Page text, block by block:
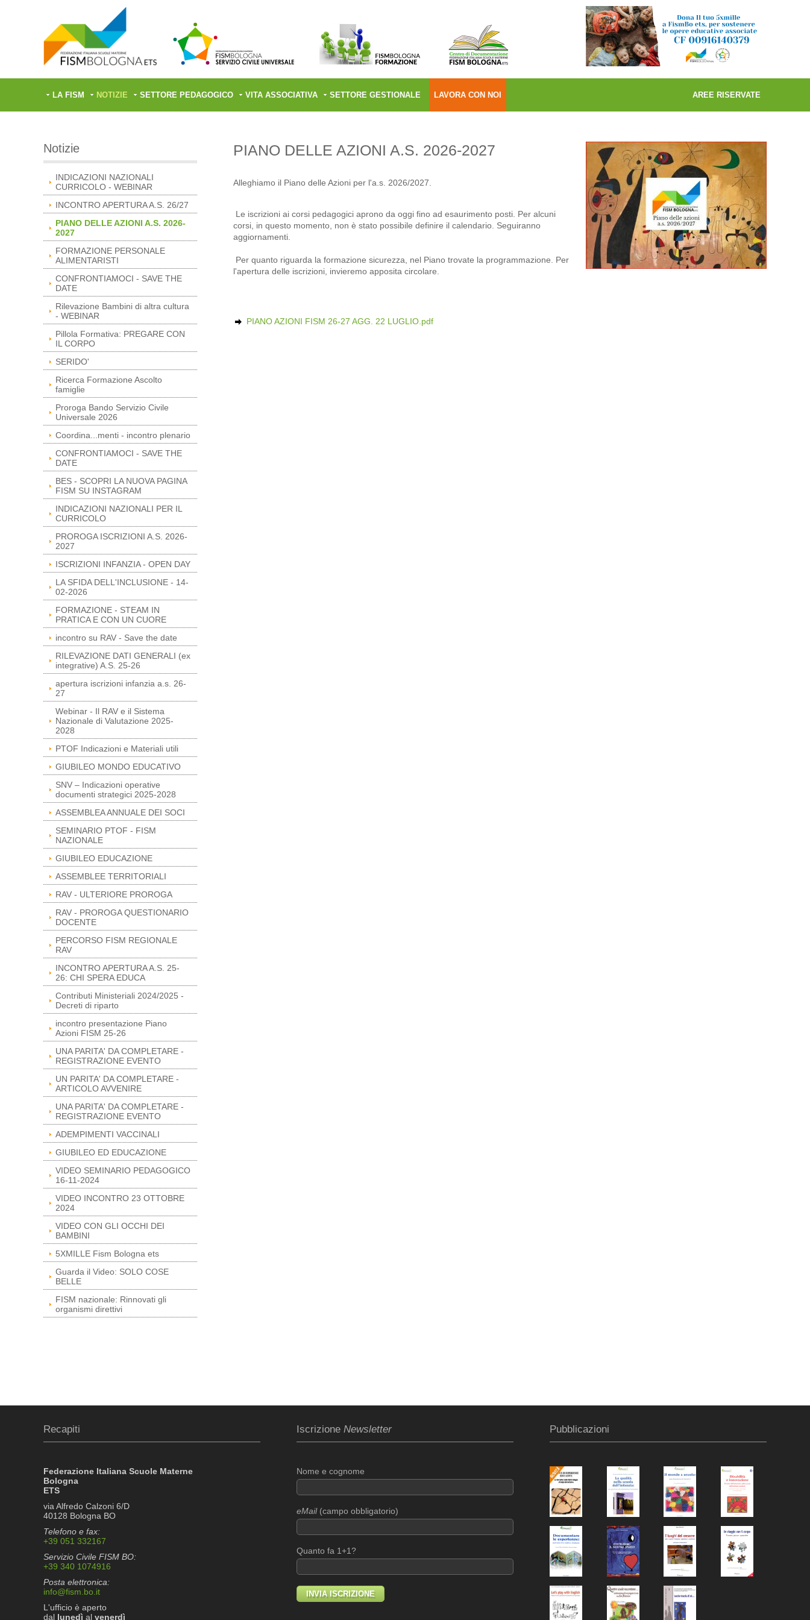
LA FISM NOTIZIE SETTORE PEDAGOGICO VITA ASSOCIATIVA SETTORE GESTIONALE LAVORA CON NOI AREE RISERVATE
Notizie
INDICAZIONI NAZIONALI
CURRICOLO - WEBINAR
INCONTRO APERTURA A.S. 26/27
PIANO DELLE AZIONI A.S. 2026-
2027
FORMAZIONE PERSONALE
ALIMENTARISTI
CONFRONTIAMOCI - SAVE THE
DATE
Rilevazione Bambini di altra cultura
- WEBINAR
Pillola Formativa: PREGARE CON
IL CORPO
SERIDO'
Ricerca Formazione Ascolto
famiglie
Proroga Bando Servizio Civile
Universale 2026
Coordina...menti - incontro plenario
CONFRONTIAMOCI - SAVE THE
DATE
BES - SCOPRI LA NUOVA PAGINA
FISM SU INSTAGRAM
INDICAZIONI NAZIONALI PER IL
CURRICOLO
PROROGA ISCRIZIONI A.S. 2026-
2027
ISCRIZIONI INFANZIA - OPEN DAY
LA SFIDA DELL'INCLUSIONE - 14-
02-2026
FORMAZIONE - STEAM IN
PRATICA E CON UN CUORE
incontro su RAV - Save the date
RILEVAZIONE DATI GENERALI (ex
integrative) A.S. 25-26
apertura iscrizioni infanzia a.s. 26-
27
Webinar - Il RAV e il Sistema
Nazionale di Valutazione 2025-
2028
PTOF Indicazioni e Materiali utili
GIUBILEO MONDO EDUCATIVO
SNV – Indicazioni operative
documenti strategici 2025-2028
ASSEMBLEA ANNUALE DEI SOCI
SEMINARIO PTOF - FISM
NAZIONALE
GIUBILEO EDUCAZIONE
ASSEMBLEE TERRITORIALI
RAV - ULTERIORE PROROGA
RAV - PROROGA QUESTIONARIO
DOCENTE
PERCORSO FISM REGIONALE
RAV
INCONTRO APERTURA A.S. 25-
26: CHI SPERA EDUCA
Contributi Ministeriali 2024/2025 -
Decreti di riparto
incontro presentazione Piano
Azioni FISM 25-26
UNA PARITA' DA COMPLETARE -
REGISTRAZIONE EVENTO
UN PARITA' DA COMPLETARE -
ARTICOLO AVVENIRE
UNA PARITA' DA COMPLETARE -
REGISTRAZIONE EVENTO
ADEMPIMENTI VACCINALI
GIUBILEO ED EDUCAZIONE
VIDEO SEMINARIO PEDAGOGICO
16-11-2024
VIDEO INCONTRO 23 OTTOBRE
2024
VIDEO CON GLI OCCHI DEI
BAMBINI
5XMILLE Fism Bologna ets
Guarda il Video: SOLO COSE
BELLE
FISM nazionale: Rinnovati gli
organismi direttivi
PIANO DELLE AZIONI A.S. 2026-2027
Alleghiamo il Piano delle Azioni per l'a.s. 2026/2027.
Le iscrizioni ai corsi pedagogici aprono da oggi fino ad esaurimento posti. Per alcuni
corsi, in questo momento, non è stato possibile definire il calendario. Seguiranno
aggiornamenti.
Per quanto riguarda la formazione sicurezza, nel Piano trovate la programmazione. Per
l'apertura delle iscrizioni, invieremo apposita circolare.
PIANO AZIONI FISM 26-27 AGG. 22 LUGLIO.pdf
Recapiti
Federazione Italiana Scuole Materne
Bologna
ETS
via Alfredo Calzoni 6/D
40128 Bologna BO
Telefono e fax:
+39 051 332167
Servizio Civile FISM BO:
+39 340 1074916
Posta elettronica:
info@fism.bo.it
L'ufficio è aperto
dal lunedì al venerdì
Iscrizione Newsletter
Nome e cognome
eMail(campo obbligatorio)
Quanto fa 1+1?
Pubblicazioni